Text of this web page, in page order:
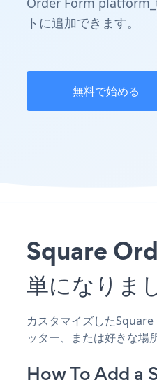
トに追加できます。
無料で始める
Square
単になりま
カスタマイズした
ッター、または好きな場
How To Add a